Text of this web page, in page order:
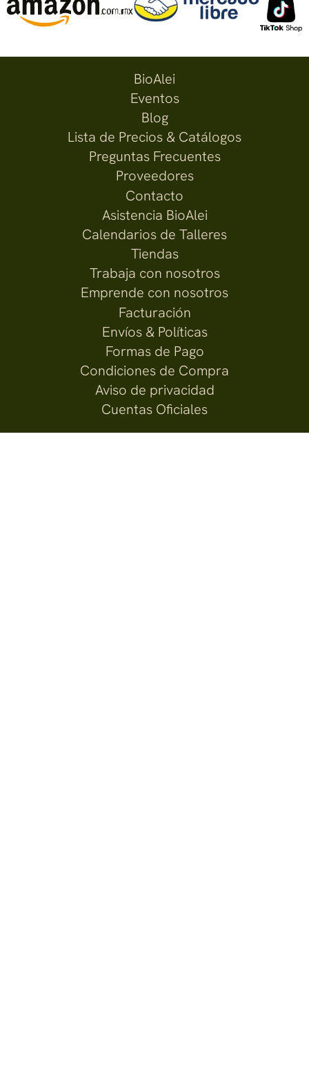
BioAlei
Eventos
Blog
Lista de Precios & Catálogos
Preguntas Frecuentes
Proveedores
Contacto
Asistencia BioAlei
Calendarios de Talleres
Tiendas
Trabaja con nosotros
Emprende con nosotros
Facturación
Envíos & Políticas
Formas de Pago
Condiciones de Compra
Aviso de privacidad
Cuentas Oficiales